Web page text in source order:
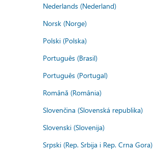
Nederlands (Nederland)
Norsk (Norge)
Polski (Polska)
Português (Brasil)
Português (Portugal)
Română (România)
Slovenčina (Slovenská republika)
Slovenski (Slovenija)
Srpski (Rep. Srbija i Rep. Crna Gora)